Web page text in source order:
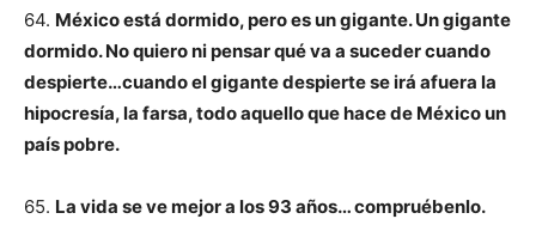
64. México está dormido, pero es un gigante. Un gigante
dormido. No quiero ni pensar qué va a suceder cuando
despierte…cuando el gigante despierte se irá afuera la
hipocresía, la farsa, todo aquello que hace de México un
país pobre.
65. La vida se ve mejor a los 93 años… compruébenlo.